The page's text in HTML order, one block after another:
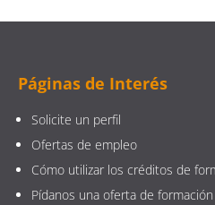
Páginas de Interés
Solicite un perfil
Ofertas de empleo
Cómo utilizar los créditos de
Pídanos una oferta de formación